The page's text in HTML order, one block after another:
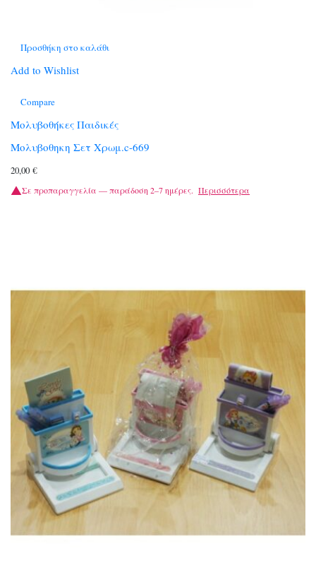
Προσθήκη στο καλάθι
Add to Wishlist
Compare
Μολυβοθήκες Παιδικές
Μολυβοθηκη Σετ Χρωμ.c-669
20,00 €
Σε προπαραγγελία — παράδοση 2–7 ημέρες. Περισσότερα